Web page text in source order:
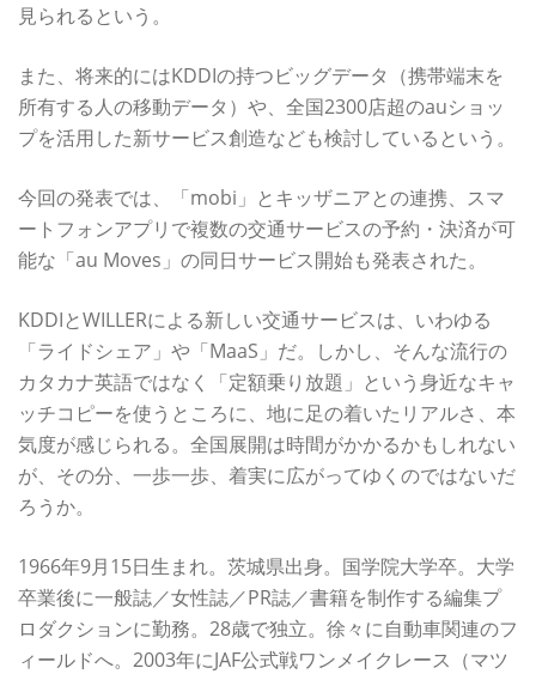
見られるという。
また、将来的にはKDDIの持つビッグデータ（携帯端末を
所有する人の移動データ）や、全国2300店超のauショッ
プを活用した新サービス創造なども検討しているという。
今回の発表では、「mobi」とキッザニアとの連携、スマ
ートフォンアプリで複数の交通サービスの予約・決済が可
能な「au Moves」の同日サービス開始も発表された。
KDDIとWILLERによる新しい交通サービスは、いわゆる
「ライドシェア」や「MaaS」だ。しかし、そんな流行の
カタカナ英語ではなく「定額乗り放題」という身近なキャ
ッチコピーを使うところに、地に足の着いたリアルさ、本
気度が感じられる。全国展開は時間がかかるかもしれない
が、その分、一歩一歩、着実に広がってゆくのではないだ
ろうか。
1966年9月15日生まれ。茨城県出身。国学院大学卒。大学
卒業後に一般誌／女性誌／PR誌／書籍を制作する編集プ
ロダクションに勤務。28歳で独立。徐々に自動車関連のフ
ィールドへ。2003年にJAF公式戦ワンメイクレース（マツ